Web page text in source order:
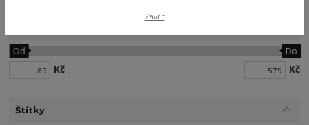
Kč
Od Do
Kč
Štítky
Zavřít